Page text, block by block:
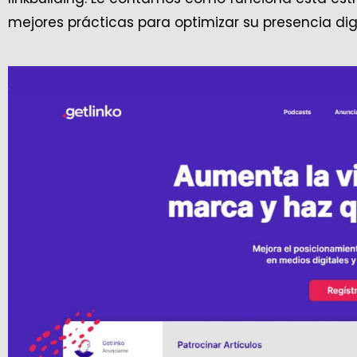
mejores prácticas para optimizar su presencia